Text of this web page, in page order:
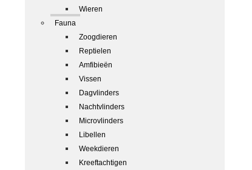
Wieren
Fauna
Zoogdieren
Reptielen
Amfibieën
Vissen
Dagvlinders
Nachtvlinders
Microvlinders
Libellen
Weekdieren
Kreeftachtigen